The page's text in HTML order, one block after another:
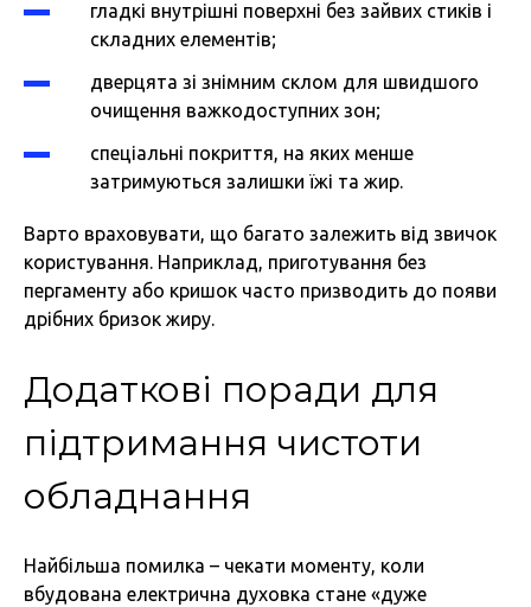
гладкі внутрішні поверхні без зайвих стиків і
складних елементів;
дверцята зі знімним склом для швидшого
очищення важкодоступних зон;
спеціальні покриття, на яких менше
затримуються залишки їжі та жир.
Варто враховувати, що багато залежить від звичок
користування. Наприклад, приготування без
пергаменту або кришок часто призводить до появи
дрібних бризок жиру.
Додаткові поради для
підтримання чистоти
обладнання
Найбільша помилка – чекати моменту, коли
вбудована електрична духовка стане «дуже